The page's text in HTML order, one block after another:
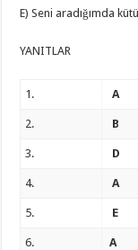
E) Seni aradığımda
YANITLAR
1. A
2. B
3. D
4. A
5. E
6. A